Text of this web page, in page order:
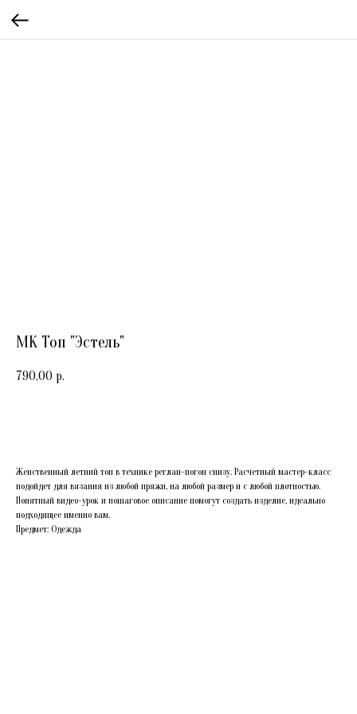
МК Топ "Эстель"
790,00 р.
Женственный летний топ в технике реглан-погон снизу. Расчетный мастер-класс
подойдет для вязания из любой пряжи, на любой размер и с любой плотностью.
Понятный видео-урок и пошаговое описание помогут создать изделие, идеально
подходящее именно вам.
Предмет: Одежда